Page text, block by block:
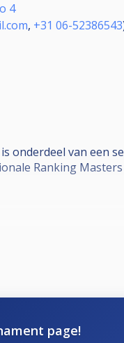
4
, +31 06-52386543
van een
Ranking
van
page!